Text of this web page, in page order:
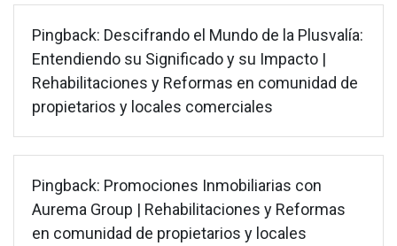
Pingback: Descifrando el Mundo de la Plusvalía:
Entendiendo su Significado y su Impacto |
Rehabilitaciones y Reformas en comunidad de
propietarios y locales comerciales
Pingback: Promociones Inmobiliarias con
Aurema Group | Rehabilitaciones y Reformas
en comunidad de propietarios y locales